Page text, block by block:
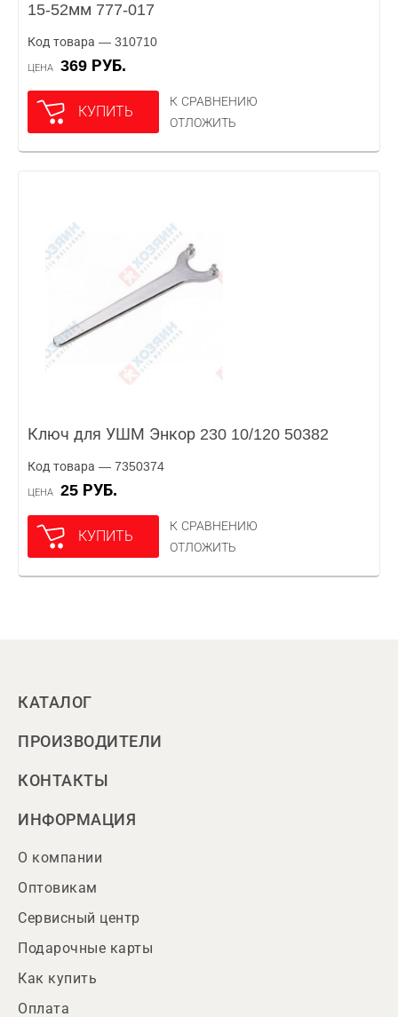
15-52мм 777-017
Код товара — 310710
ЦЕНА 369 РУБ.
КУПИТЬ
К СРАВНЕНИЮ
ОТЛОЖИТЬ
Ключ для УШМ Энкор 230 10/120 50382
Код товара — 7350374
ЦЕНА 25 РУБ.
КУПИТЬ
К СРАВНЕНИЮ
ОТЛОЖИТЬ
КАТАЛОГ
ПРОИЗВОДИТЕЛИ
КОНТАКТЫ
ИНФОРМАЦИЯ
О компании
Оптовикам
Сервисный центр
Подарочные карты
Как купить
Оплата